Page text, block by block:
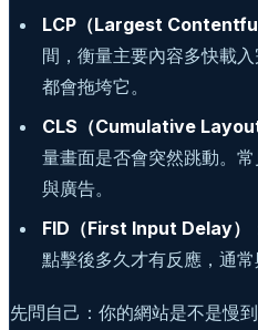
LCP（Largest Contentful
間，衡量主要內容多快載
都會拖垮它。
CLS（Cumulative
量畫面是否會突然跳動。
與廣告。
FID（First Input Delay）
點擊後多久才有反應，通
先問自己：你的網站是不是慢